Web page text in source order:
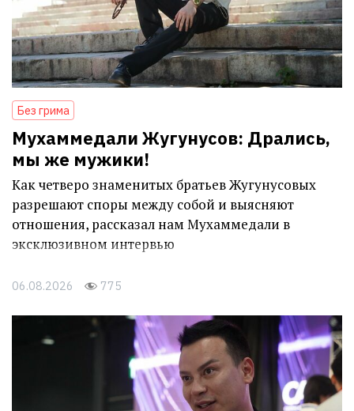
Без грима
Мухаммедали Жугунусов: Дрались,
мы же мужики!
Как четверо знаменитых братьев Жугунусовых
разрешают споры между собой и выясняют
отношения, рассказал нам Мухаммедали в
эксклюзивном интервью
06.08.2026 775